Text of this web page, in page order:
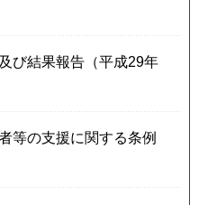
び結果報告（平成29年
等の支援に関する条例